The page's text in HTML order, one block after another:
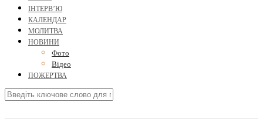
ІНТЕРВ’Ю
КАЛЕНДАР
МОЛИТВА
НОВИНИ
Фото
Відео
ПОЖЕРТВА